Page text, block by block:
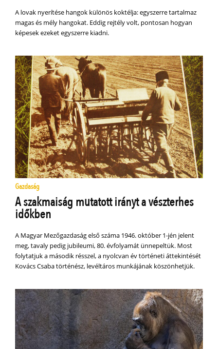
A lovak nyerítése hangok különös koktélja: egyszerre tartalmaz
magas és mély hangokat. Eddig rejtély volt, pontosan hogyan
képesek ezeket egyszerre kiadni.
Gazdaság
A szakmaiság mutatott irányt a vészterhes
időkben
A Magyar Mezőgazdaság első száma 1946. október 1-jén jelent
meg, tavaly pedig jubileumi, 80. évfolyamát ünnepeltük. Most
folytatjuk a második résszel, a nyolcvan év történeti áttekintését
Kovács Csaba történész, levéltáros munkájának köszönhetjük.